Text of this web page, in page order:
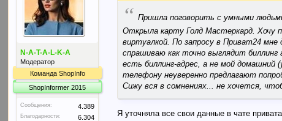
N-A-T-A-L-K-A
Модератор
Команда ShopInfo
ShopInformer 2015
Сообщения: 4.389
Благодарности: 6.304
“ Пришла поговорить с умными
Открыла карту Голд Мастеркард. Хочу
виртуалкой. По запросу в Приват24 мне
спрашиваю как точно выглядит
есть биллинг-адрес, а не мой
телефону неуверенно предлагают
Сижу вся в сомнениях... не хочется,
Я уточняла все свои данные в чате